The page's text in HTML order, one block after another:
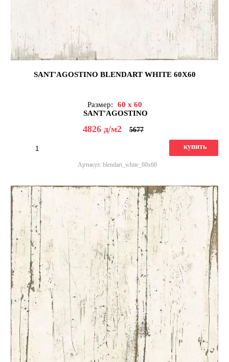
SANT'AGOSTINO BLENDART WHITE 60X60
Размер:
60 x 60
SANT'AGOSTINO
4826 д/м2 5677
купить
Артикул: blendart_white_60x60